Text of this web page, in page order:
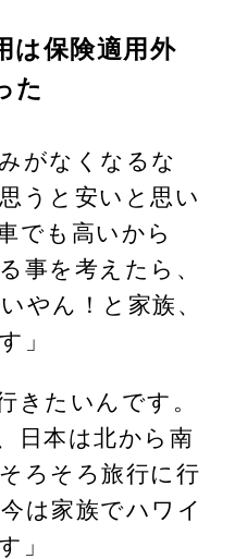
は保険適用外
た
がなくなるな
うと安いと思い
でも高いから
事を考えたら、
やん！と家族、
」
きたいんです。
日本は北から南
ろそろ旅行に行
は家族でハワイ
」